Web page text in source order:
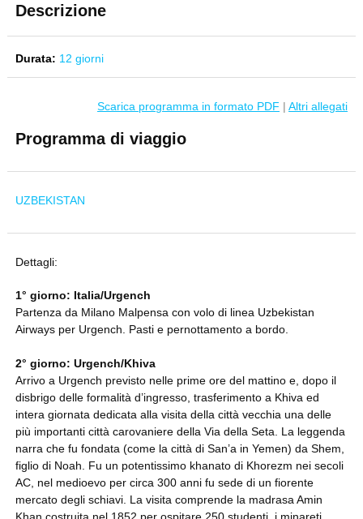
Descrizione
Durata: 12 giorni
Scarica programma in formato PDF | Altri allegati
Programma di viaggio
UZBEKISTAN
Dettagli:
1° giorno: Italia/Urgench
Partenza da Milano Malpensa con volo di linea Uzbekistan
Airways per Urgench. Pasti e pernottamento a bordo.
2° giorno: Urgench/Khiva
Arrivo a Urgench previsto nelle prime ore del mattino e, dopo il
disbrigo delle formalità d’ingresso, trasferimento a Khiva ed
intera giornata dedicata alla visita della città vecchia una delle
più importanti città carovaniere della Via della Seta. La leggenda
narra che fu fondata (come la città di San’a in Yemen) da Shem,
figlio di Noah. Fu un potentissimo khanato di Khorezm nei secoli
AC, nel medioevo per circa 300 anni fu sede di un fiorente
mercato degli schiavi. La visita comprende la madrasa Amin